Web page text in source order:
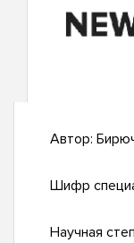
Автор:
Шифр
Научная